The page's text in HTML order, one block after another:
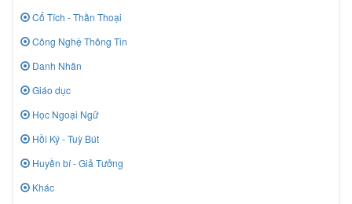
Cổ Tích - Thần Thoại
Công Nghệ Thông Tin
Danh Nhân
Giáo dục
Học Ngoại Ngữ
Hồi Ký - Tuỳ Bút
Huyền bí - Giả Tưởng
Khác